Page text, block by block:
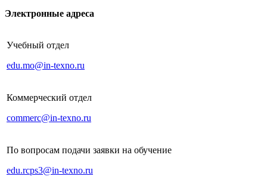
Электронные адреса
Учебный отдел
edu.mo@in-texno.ru
Коммерческий отдел
commerc@in-texno.ru
По вопросам подачи заявки на обучение
edu.rcps3@in-texno.ru